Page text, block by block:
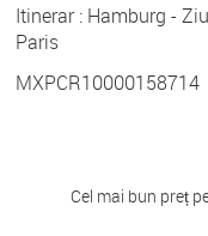
Itinerar : Hamburg -
Paris
MXPCR10000158714
Cel mai bun preț